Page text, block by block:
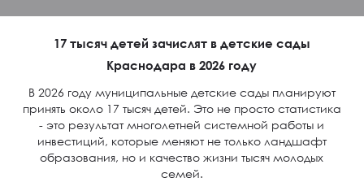
17 тысяч детей зачислят в детские сады
Краснодара в 2026 году
В 2026 году муниципальные детские сады планируют
принять около 17 тысяч детей. Это не просто статистика
- это результат многолетней системной работы и
инвестиций, которые меняют не только ландшафт
образования, но и качество жизни тысяч молодых
семей.